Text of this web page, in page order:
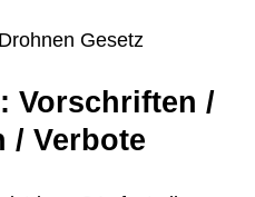
Gesetz
Vorschriften /
/ Verbote